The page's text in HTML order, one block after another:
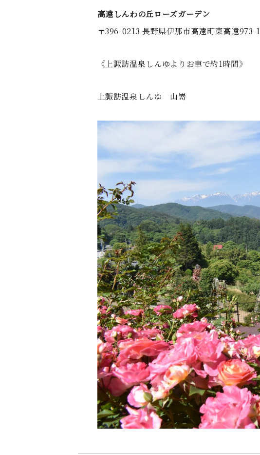
高遠しんわの丘ローズガーデン
〒396-0213 長野県伊那市高遠町東高遠973-1
《上諏訪温泉しんゆよりお車で約1時間》
上諏訪温泉しんゆ 山嵜